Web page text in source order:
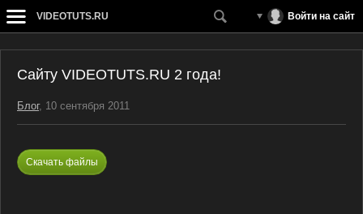
VIDEOTUTS.RU Войти на сайт
Сайту VIDEOTUTS.RU 2 года!
Блог, 10 сентября 2011
Скачать файлы